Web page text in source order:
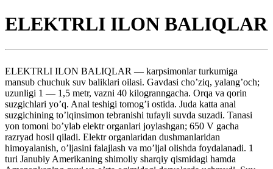
ELEKTRLI ILON BALIQLAR
ELEKTRLI ILON BALIQLAR — karpsimonlar turkumiga
mansub chuchuk suv baliklari oilasi. Gavdasi cho’ziq, yalang’och;
uzunligi 1 — 1,5 metr, vazni 40 kilogranngacha. Orqa va qorin
suzgichlari yo’q. Anal teshigi tomog’i ostida. Juda katta anal
suzgichining to’lqinsimon tebranishi tufayli suvda suzadi. Tanasi
yon tomoni bo’ylab elektr organlari joylashgan; 650 V gacha
razryad hosil qiladi. Elektr organlaridan dushmanlaridan
himoyalanish, o’ljasini falajlash va mo’ljal olishda foydalanadi. 1
turi Janubiy Amerikaning shimoliy sharqiy qismidagi hamda